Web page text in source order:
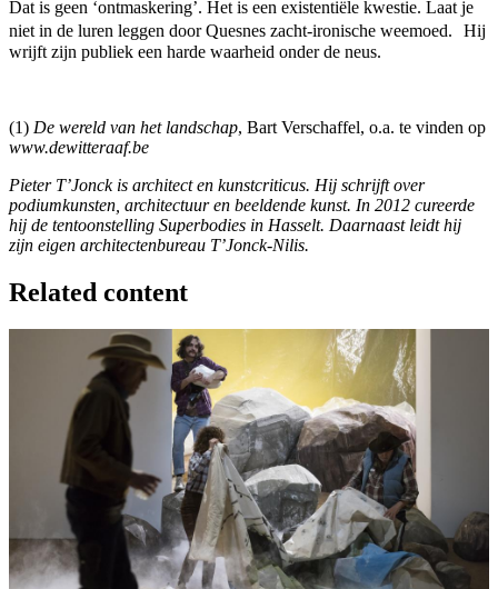
Dat is geen ‘ontmaskering’. Het is een existentiële kwestie. Laat je
niet in de luren leggen door Quesnes zacht-ironische weemoed. Hij
wrijft zijn publiek een harde waarheid onder de neus.
(1) De wereld van het landschap, Bart Verschaffel, o.a. te vinden op
www.dewitteraaf.be
Pieter T’Jonck is architect en kunstcriticus. Hij schrijft over
podiumkunsten, architectuur en beeldende kunst. In 2012 cureerde
hij de tentoonstelling Superbodies in Hasselt. Daarnaast leidt hij
zijn eigen architectenbureau T’Jonck-Nilis.
Related content